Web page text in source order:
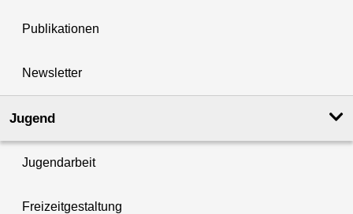
Publikationen
Newsletter
Jugend
Jugendarbeit
Freizeitgestaltung